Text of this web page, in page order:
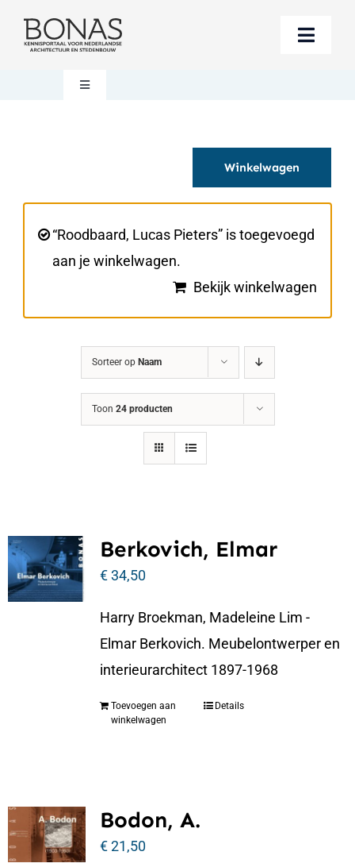
naar
Toggle
Berichten
Steun BONAS
Toggle
Winkelwagen
Winkelwagen
“Roodbaard, Lucas Pieters” is toegevoegd
aan je winkelwagen.
Bekijk winkelwagen
Sorteer op Naam
Toon 24 producten
Berkovich, Elmar
€34,50
Harry Broekman, Madeleine Lim -
Elmar Berkovich. Meubelontwerper en
interieurarchitect 1897-1968
Toevoegen aan
winkelwagen
Details
Bodon, A.
€21,50